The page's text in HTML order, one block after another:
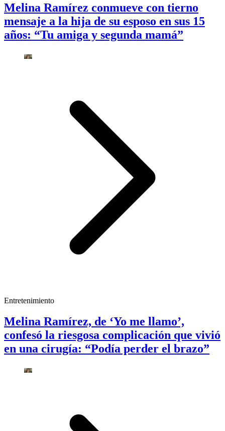
Melina Ramírez conmueve con tierno
mensaje a la hija de su esposo en sus 15
años: “Tu amiga y segunda mamá”
Entretenimiento
Melina Ramírez, de ‘Yo me llamo’,
confesó la riesgosa complicación que vivió
en una cirugía: “Podía perder el brazo”